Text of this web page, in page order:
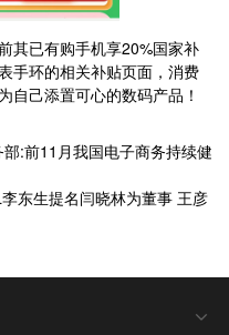
已有购手机享20%国家补
手环的相关补贴页面，消费
自己添置可心的数码产品！
:前11月我国电子商务持续健
东生提名闫晓林为董事 王彦